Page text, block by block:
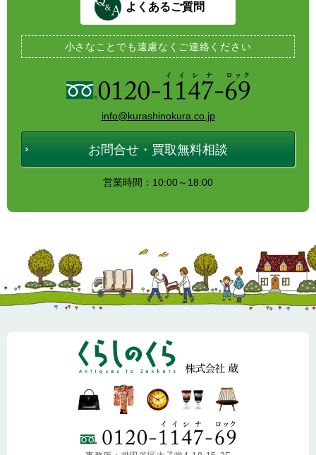
よくあるご質問
小さなことでも遠慮なくご連絡ください
info@kurashinokura.co.jp
お問合せ・買取無料相談
営業時間：10:00～18:00